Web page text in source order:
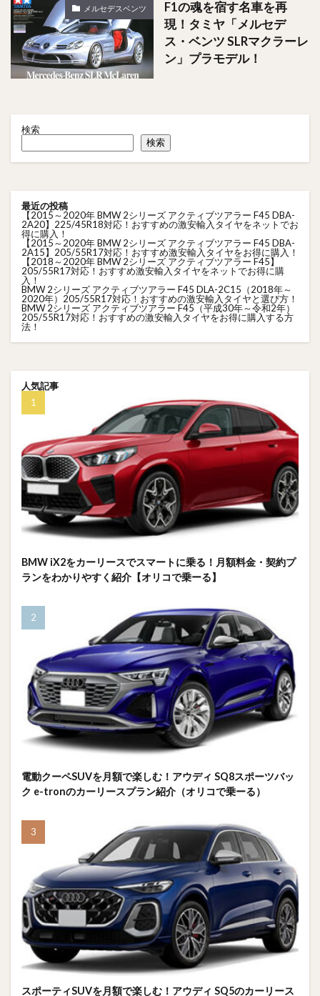
メルセデスベンツ
F1の魂を宿す名車を再
現！タミヤ「メルセデ
ス・ベンツ SLRマクラーレ
ン」プラモデル！
検索
検索
最近の投稿
【2015～2020年 BMW 2シリーズ アクティブツアラー F45 DBA-
2A20】225/45R18対応！おすすめの激安輸入タイヤをネットでお
得に購入！
【2015～2020年 BMW 2シリーズ アクティブツアラー F45 DBA-
2A15】205/55R17対応！おすすめ激安輸入タイヤをお得に購入！
【2018～2020年 BMW 2シリーズ アクティブツアラー F45】
205/55R17対応！おすすめ激安輸入タイヤをネットでお得に購
入！
BMW 2シリーズ アクティブツアラー F45 DLA-2C15（2018年～
2020年）205/55R17対応！おすすめの激安輸入タイヤと選び方！
BMW 2シリーズ アクティブツアラー F45（平成30年～令和2年）
205/55R17対応！おすすめの激安輸入タイヤをお得に購入する方
法！
人気記事
BMW iX2をカーリースでスマートに乗る！月額料金・契約プ
ランをわかりやすく紹介【オリコで乗ーる】
電動クーペSUVを月額で楽しむ！アウディ SQ8スポーツバッ
ク e-tronのカーリースプラン紹介（オリコで乗ーる）
スポーティSUVを月額で楽しむ！アウディ SQ5のカーリース